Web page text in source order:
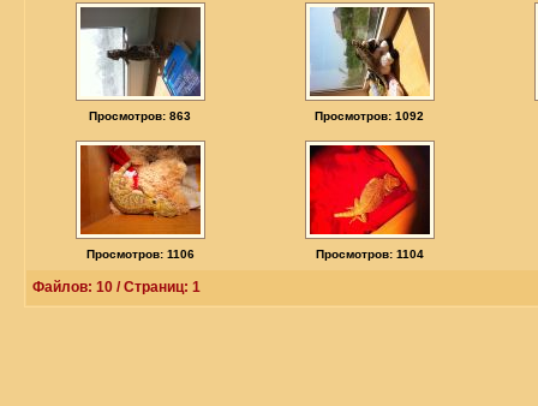
Просмотров: 863 Просмотров: 1092
Просмотров: 1106 Просмотров: 1104
Файлов: 10 / Страниц: 1